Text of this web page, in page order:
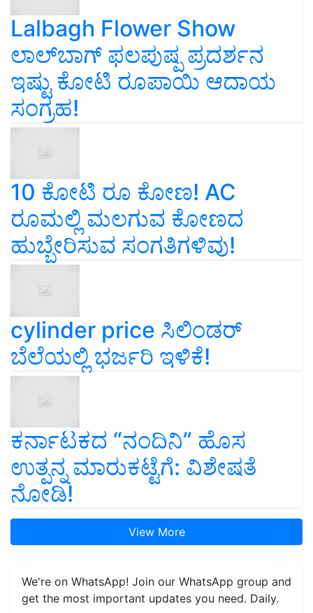
Lalbagh Flower Show
ಲಾಲ್‌ಬಾಗ್ ಫಲಪುಷ್ಪ ಪ್ರದರ್ಶನ
ಇಷ್ಟು ಕೋಟಿ ರೂಪಾಯಿ ಆದಾಯ
ಸಂಗ್ರಹ!
10 ಕೋಟಿ ರೂ ಕೋಣ! AC
ರೂಮಲ್ಲಿ ಮಲಗುವ ಕೋಣದ
ಹುಬ್ಬೇರಿಸುವ ಸಂಗತಿಗಳಿವು!
cylinder price ಸಿಲಿಂಡರ್‌
ಬೆಲೆಯಲ್ಲಿ ಭರ್ಜರಿ ಇಳಿಕೆ!
ಕರ್ನಾಟಕದ “ನಂದಿನಿ” ಹೊಸ
ಉತ್ಪನ್ನ ಮಾರುಕಟ್ಟೆಗೆ: ವಿಶೇಷತೆ
ನೋಡಿ!
View More
We're on WhatsApp! Join our WhatsApp group and
get the most important updates you need. Daily.